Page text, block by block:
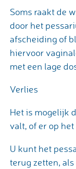
Soms raakt de
door het
afscheiding of
hiervoor
met een lage
Verlies
Het is mogelijk
valt, of er op
U kunt het
terug zetten,